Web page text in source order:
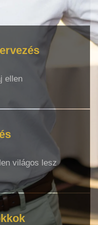
ellen
világos lesz